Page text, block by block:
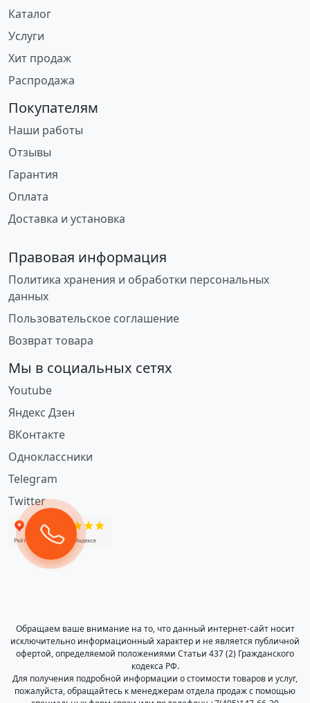
Каталог
Услуги
Хит продаж
Распродажа
Покупателям
Наши работы
Отзывы
Гарантия
Оплата
Доставка и установка
Правовая информация
Политика хранения и обработки персональных
данных
Пользовательское соглашение
Возврат товара
Мы в социальных сетях
Youtube
Яндекс Дзен
ВКонтакте
Одноклассники
Telegram
Twitter
Обращаем ваше внимание на то, что данный интернет-сайт носит
исключительно информационный характер и не является публичной
офертой, определяемой положениями Статьи 437 (2) Гражданского
кодекса РФ.
Для получения подробной информации о стоимости товаров и услуг,
пожалуйста, обращайтесь к менеджерам отдела продаж с помощью